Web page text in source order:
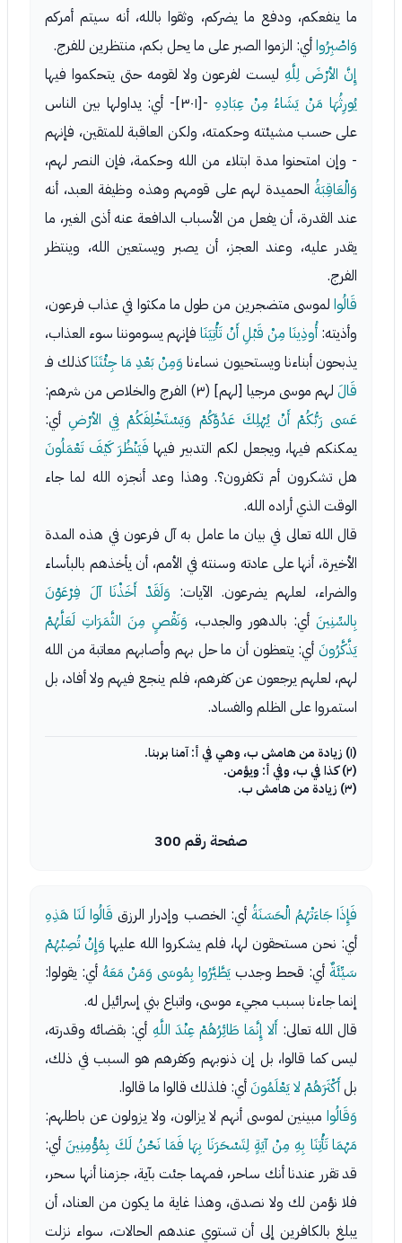
ما ينفعكم، ودفع ما يضركم، وثقوا بالله، أنه سيتم أمركم
وَاصْبِرُواأي: الزموا الصبر على ما يحل بكم، منتظرين للفرج.
إِنَّ الأرْضَ لِلَّهِليست لفرعون ولا لقومه حتى يتحكموا فيها
يُورِثُهَا مَنْ يَشَاءُ مِنْ عِبَادِهِ
-[٣٠١]- أي: يداولها بين الناس
على حسب مشيئته وحكمته، ولكن العاقبة للمتقين، فإنهم
- وإن امتحنوا مدة ابتلاء من الله وحكمة، فإن النصر لهم،
وَالْعَاقِبَةُ الحميدة لهم على قومهم وهذه وظيفة العبد، أنه
عند القدرة، أن يفعل من الأسباب الدافعة عنه أذى الغير، ما
يقدر عليه، وعند العجز، أن يصبر ويستعين الله، وينتظر
الفرج.
قَالُوا لموسى متضجرين من طول ما مكثوا في عذاب فرعون،
وأذيته:أُوذِينَا مِنْ قَبْلِ أَنْ تَأْتِيَنَافإنهم يسوموننا سوء العذاب،
يذبحون أبناءنا ويستحيون نساءنا وَمِنْ بَعْدِ مَا جِئْتَنَاكذلك فـ
قَالَ لهم موسى مرجيا [لهم] (٣) الفرج والخلاص من شرهم:
عَسَى رَبُّكُمْ أَنْ يُهْلِكَ عَدُوَّكُمْ وَيَسْتَخْلِفَكُمْ فِي الأرْضِأي:
يمكنكم فيها، ويجعل لكم التدبير فيها فَيَنْظُرَ كَيْفَ تَعْمَلُونَ
هل تشكرون أم تكفرون؟. وهذا وعد أنجزه الله لما جاء
الوقت الذي أراده الله.
قال الله تعالى في بيان ما عامل به آل فرعون في هذه المدة
الأخيرة، أنها على عادته وسنته في الأمم، أن يأخذهم بالبأساء
والضراء، لعلهم يضرعون. الآيات: وَلَقَدْ أَخَذْنَا آلَ فِرْعَوْنَ
بِالسِّنِينَأي: بالدهور والجدب، وَنَقْصٍ مِنَ الثَّمَرَاتِ لَعَلَّهُمْ
يَذَّكَّرُونَ أي: يتعظون أن ما حل بهم وأصابهم معاتبة من الله
لهم، لعلهم يرجعون عن كفرهم، فلم ينجع فيهم ولا أفاد، بل
استمروا على الظلم والفساد.
(١) زيادة من هامش ب، وهي في أ: آمنا بربنا.
(٢) كذا في ب، وفي أ: ويؤمن.
(٣) زيادة من هامش ب.
صفحة رقم 300
فَإِذَا جَاءَتْهُمُ الْحَسَنَةُ أي: الخصب وإدرار الرزق قَالُوا لَنَا هَذِهِ
أي: نحن مستحقون لها، فلم يشكروا الله عليها وَإِنْ تُصِبْهُمْ
سَيِّئَةٌ أي: قحط وجدبيَطَّيَّرُوا بِمُوسَى وَمَنْ مَعَهُ أي: يقولوا:
إنما جاءنا بسبب مجيء موسى، واتباع بني إسرائيل له.
قال الله تعالى: أَلا إِنَّمَا طَائِرُهُمْ عِنْدَ اللَّهِ أي: بقضائه وقدرته،
ليس كما قالوا، بل إن ذنوبهم وكفرهم هو السبب في ذلك،
بلأَكْثَرَهُمْ لا يَعْلَمُونَأي: فلذلك قالوا ما قالوا.
وَقَالُوا مبينين لموسى أنهم لا يزالون، ولا يزولون عن باطلهم:
مَهْمَا تَأْتِنَا بِهِ مِنْ آيَةٍ لِتَسْحَرَنَا بِهَا فَمَا نَحْنُ لَكَ بِمُؤْمِنِينَأي:
قد تقرر عندنا أنك ساحر، فمهما جئت بآية، جزمنا أنها سحر،
فلا نؤمن لك ولا نصدق، وهذا غاية ما يكون من العناد، أن
يبلغ بالكافرين إلى أن تستوي عندهم الحالات، سواء نزلت